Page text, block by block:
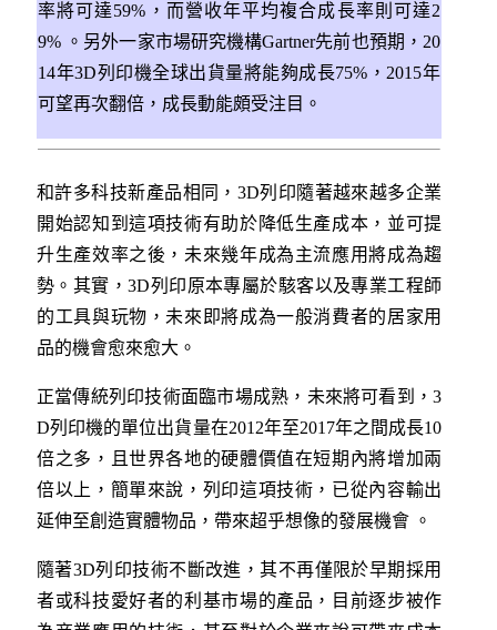
率將可達59%，而營收年平均複合成長率則可達2
9% 。另外一家市場研究機構Gartner先前也預期，20
14年3D列印機全球出貨量將能夠成長75%，2015年
可望再次翻倍，成長動能頗受注目。
和許多科技新產品相同，3D列印隨著越來越多企業
開始認知到這項技術有助於降低生產成本，並可提
升生產效率之後，未來幾年成為主流應用將成為趨
勢。其實，3D列印原本專屬於駭客以及專業工程師
的工具與玩物，未來即將成為一般消費者的居家用
品的機會愈來愈大。
正當傳統列印技術面臨市場成熟，未來將可看到，3
D列印機的單位出貨量在2012年至2017年之間成長10
倍之多，且世界各地的硬體價值在短期內將增加兩
倍以上，簡單來說，列印這項技術，已從內容輸出
延伸至創造實體物品，帶來超乎想像的發展機會 。
隨著3D列印技術不斷改進，其不再僅限於早期採用
者或科技愛好者的利基市場的產品，目前逐步被作